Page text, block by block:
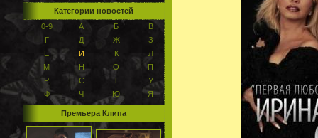
Категории новостей
0-9
А Б
В
Г
Д Ж
З
Е
И К
Л
М
Н О
П
Р
С Т
У
Ф
Ч Ю Я
Премьера Клипа